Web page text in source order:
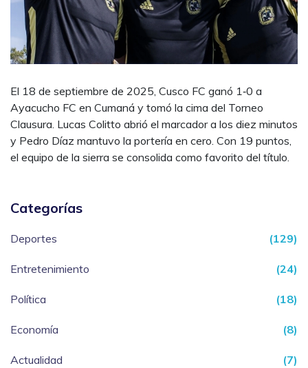
El 18 de septiembre de 2025, Cusco FC ganó 1‑0 a
Ayacucho FC en Cumaná y tomó la cima del Torneo
Clausura. Lucas Colitto abrió el marcador a los diez minutos
y Pedro Díaz mantuvo la portería en cero. Con 19 puntos,
el equipo de la sierra se consolida como favorito del título.
Categorías
Deportes (129)
Entretenimiento (24)
Política (18)
Economía (8)
Actualidad (7)